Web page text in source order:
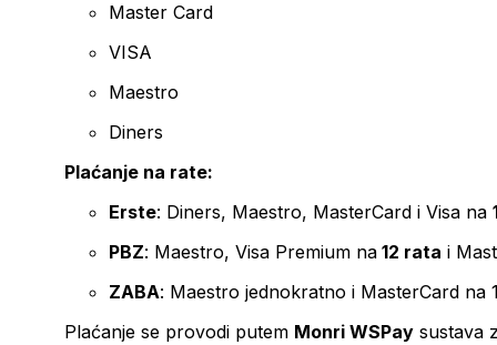
Master Card
VISA
Maestro
Diners
Plaćanje na rate:
Erste: Diners, Maestro, MasterCard i Visa na
PBZ: Maestro, Visa Premium na 12 rata i
ZABA: Maestro jednokratno i MasterCard na
Plaćanje se provodi putem Monri WSPay sustava